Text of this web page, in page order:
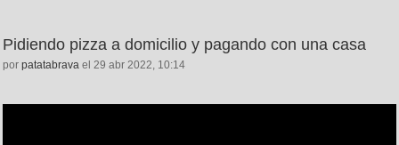
Pidiendo pizza a domicilio y pagando con una casa
por patatabrava el 29 abr 2022, 10:14